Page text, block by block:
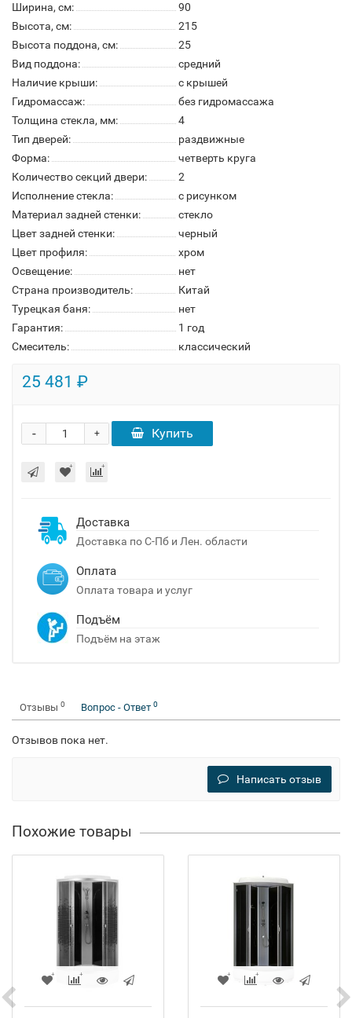
Ширина, см:
90
Высота, см:
215
Высота поддона, см:
25
Вид поддона:
средний
Наличие крыши:
с крышей
Гидромассаж:
без гидромассажа
Толщина стекла, мм:
4
Тип дверей:
раздвижные
Форма:
четверть круга
Количество секций двери:
2
Исполнение стекла:
с рисунком
Материал задней стенки:
стекло
Цвет задней стенки:
черный
Цвет профиля:
хром
Освещение:
нет
Страна производитель:
Китай
Турецкая баня:
нет
Гарантия:
1 год
Смеситель:
классический
25 481 ₽
+
- Купить
Доставка
Доставка по С-Пб и Лен. области
Оплата
Оплата товара и услуг
Подъём
Подъём на этаж
Отзывы 0 Вопрос - Ответ 0
Отзывов пока нет.
Написать отзыв
Похожие товары